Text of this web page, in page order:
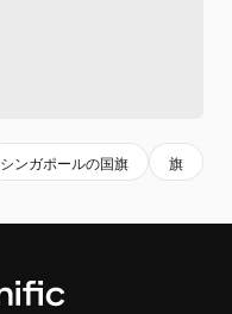
シンガポールの国旗 旗